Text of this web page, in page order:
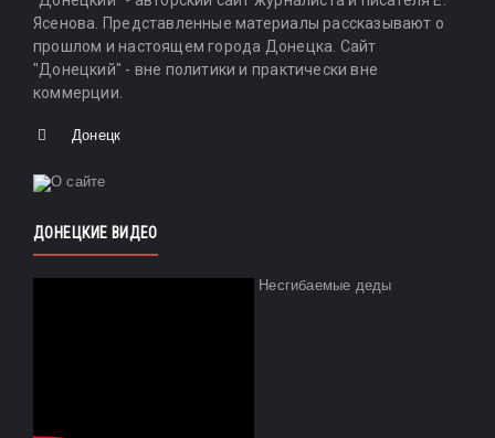
Ясенова. Представленные материалы рассказывают о
прошлом и настоящем города Донецка. Сайт
"Донецкий" - вне политики и практически вне
коммерции.
Донецк
ДОНЕЦКИЕ ВИДЕО
Несгибаемые деды